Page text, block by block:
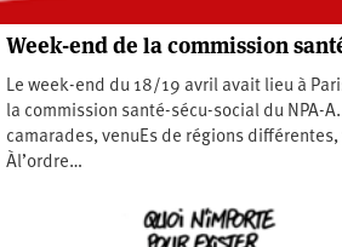
Week-end de la commission
Le week-end du 18/19 avril avait lieu à
la commission santé-sécu-social du NPA-
camarades, venuEs de régions
Àl’ordre…